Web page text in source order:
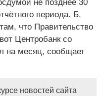
не позднее 30
периода. Б.
что Правительство
Центробанк со
на месяц, сообщает
новостей сайта